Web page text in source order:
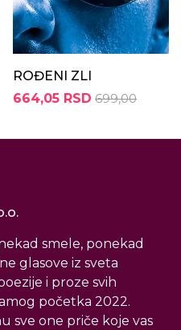
ROĐENI ZLI
664,05 RSD 699,00
smele, ponekad
glasove iz sveta
i proze svih
početka 2022.
sve one priče koje vas